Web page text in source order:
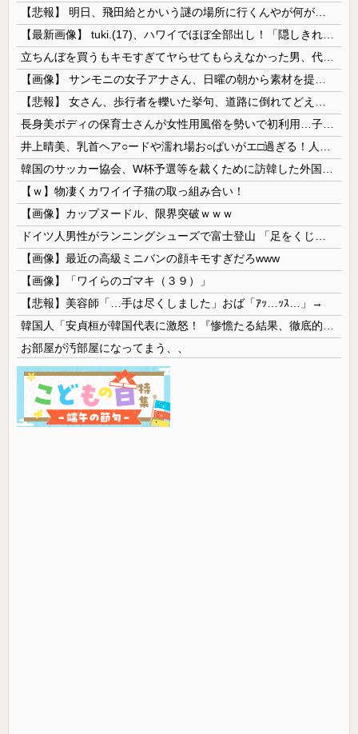
【ｗ】物凄くカワイイ子猫の取っ組み合い！
【画像】カップヌードル、限界突破ｗｗｗ
【画像】最近の高級ミニバンの顔キモすぎだろwww
【画像】「ワイらのゴマキ（３９）」
【悲報】美容師「…手は尽くしました」おば「ｱｯ…ｯｽ…」→
お部屋が汚部屋になってまう、、